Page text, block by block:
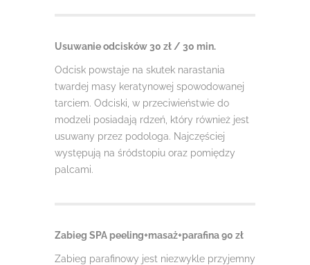
Usuwanie odcisków 30 zł / 30 min.
Odcisk powstaje na skutek narastania
twardej masy keratynowej spowodowanej
tarciem. Odciski, w przeciwieństwie do
modzeli posiadają rdzeń, który również jest
usuwany przez podologa. Najczęściej
występują na śródstopiu oraz pomiędzy
palcami.
Zabieg SPA peeling+masaż+parafina 90 zł
Zabieg parafinowy jest niezwykle przyjemny